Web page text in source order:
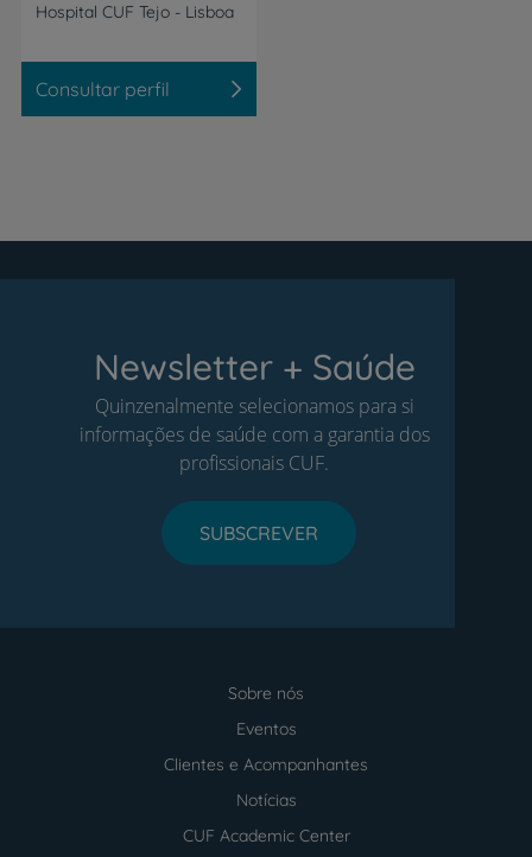
Hospital CUF Tejo - Lisboa
Consultar perfil
Newsletter + Saúde
Quinzenalmente selecionamos para si
informações de saúde com a garantia dos
profissionais CUF.
SUBSCREVER
Sobre nós
Eventos
Clientes e Acompanhantes
Notícias
CUF Academic Center